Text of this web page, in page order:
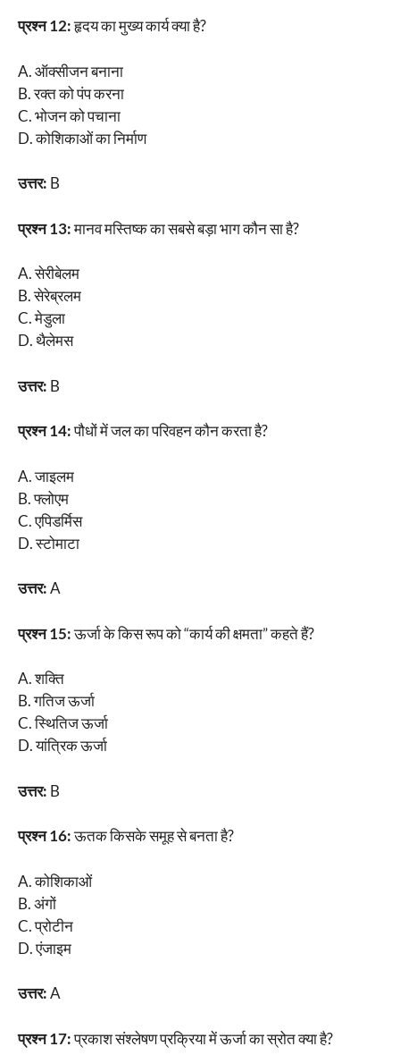
प्रश्न 12:हृदय का मुख्य कार्य क्या है?
A. ऑक्सीजन बनाना
B. रक्त को पंप करना
C. भोजन को पचाना
D. कोशिकाओं का निर्माण
उत्तर: B
प्रश्न 13:मानव मस्तिष्क का सबसे बड़ा भाग कौन सा है?
A. सेरीबेलम
B. सेरेब्रलम
C. मेडुला
D. थैलेमस
उत्तर: B
प्रश्न 14:पौधों में जल का परिवहन कौन करता है?
A. जाइलम
B. फ्लोएम
C. एपिडर्मिस
D. स्टोमाटा
उत्तर:A
प्रश्न 15:ऊर्जा के किस रूप को “कार्य की क्षमता” कहते हैं?
A. शक्ति
B. गतिज ऊर्जा
C. स्थितिज ऊर्जा
D. यांत्रिक ऊर्जा
उत्तर: B
प्रश्न 16:ऊतक किसके समूह से बनता है?
A. कोशिकाओं
B. अंगों
C. प्रोटीन
D. एंजाइम
उत्तर:A
प्रश्न 17:प्रकाश संश्लेषण प्रक्रिया में ऊर्जा का स्रोत क्या है?